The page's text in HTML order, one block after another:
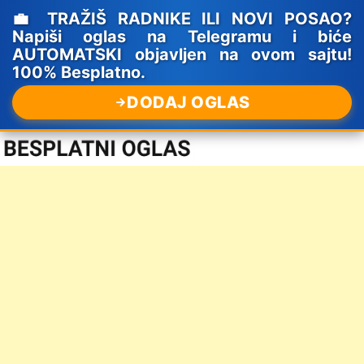
💼 TRAŽIŠ RADNIKE ILI NOVI POSAO?
Napiši oglas na Telegramu i biće
AUTOMATSKI objavljen na ovom sajtu!
100% Besplatno.
DODAJ OGLAS